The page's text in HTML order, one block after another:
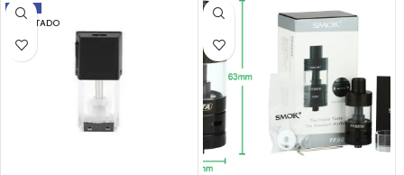
-26%
AGOTADO